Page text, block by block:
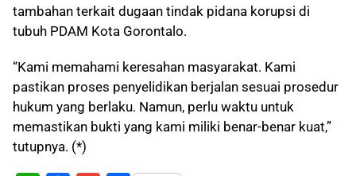
tambahan terkait dugaan tindak pidana korupsi di
tubuh PDAM Kota Gorontalo.
“Kami memahami keresahan masyarakat. Kami
pastikan proses penyelidikan berjalan sesuai prosedur
hukum yang berlaku. Namun, perlu waktu untuk
memastikan bukti yang kami miliki benar-benar kuat,”
tutupnya. (*)